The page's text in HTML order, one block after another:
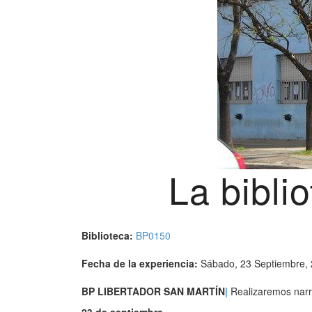
La
Biblioteca: BP0150
Fecha de la experiencia: Sábado, 23 Septiembre,
BP LIBERTADOR SAN MARTÍN| Realizaremos